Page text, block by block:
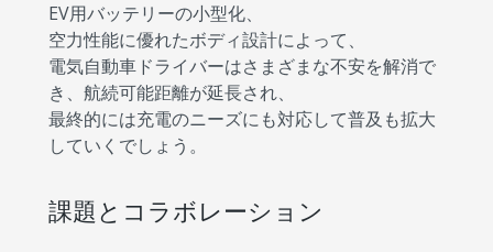
EV用バッテリーの小型化、
空力性能に優れたボディ設計によって、
電気自動車ドライバーはさまざまな不安を解消で
き、航続可能距離が延長され、
最終的には充電のニーズにも対応して普及も拡大
していくでしょう。
課題とコラボレーション